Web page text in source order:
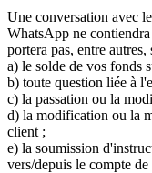
Une conversation avec
WhatsApp ne
portera pas, entre autres,
a) le solde de vos fonds
b) toute question liée à
c) la passation ou la
d) la modification ou la
client ;
e) la soumission
vers/depuis le compte de